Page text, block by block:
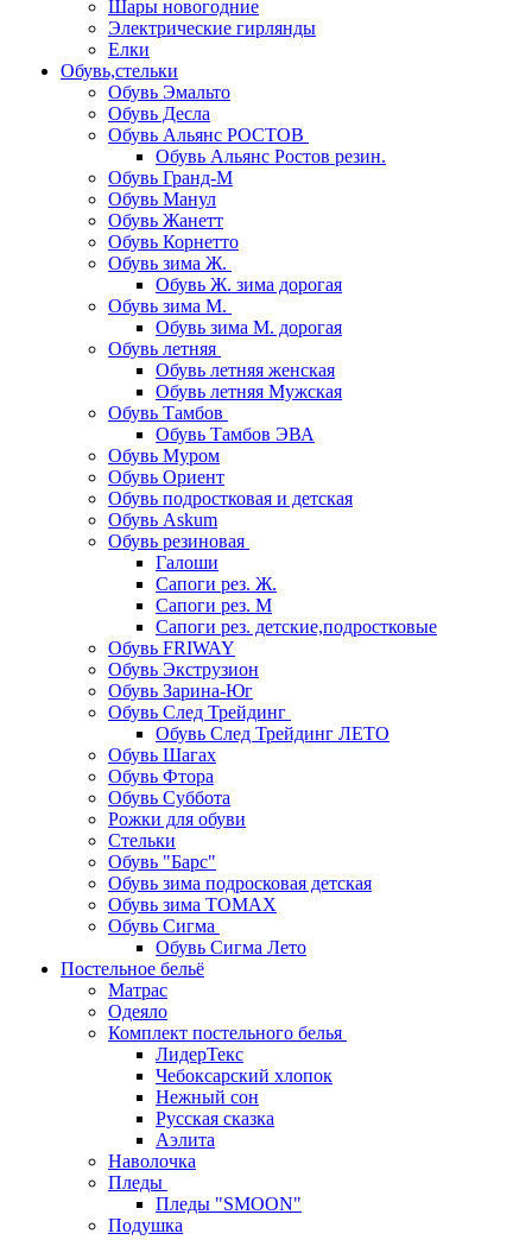
Шары новогодние
Электрические гирлянды
Елки
Обувь,стельки
Обувь Эмальто
Обувь Десла
Обувь Альянс РОСТОВ
Обувь Альянс Ростов резин.
Обувь Гранд-М
Обувь Манул
Обувь Жанетт
Обувь Корнетто
Обувь зима Ж.
Обувь Ж. зима дорогая
Обувь зима М.
Обувь зима М. дорогая
Обувь летняя
Обувь летняя женская
Обувь летняя Мужская
Обувь Тамбов
Обувь Тамбов ЭВА
Обувь Муром
Обувь Ориент
Обувь подростковая и детская
Обувь Askum
Обувь резиновая
Галоши
Сапоги рез. Ж.
Сапоги рез. М
Сапоги рез. детские,подростковые
Обувь FRIWAY
Обувь Экструзион
Обувь Зарина-Юг
Обувь След Трейдинг
Обувь След Трейдинг ЛЕТО
Обувь Шагах
Обувь Фтора
Обувь Суббота
Рожки для обуви
Стельки
Обувь "Барс"
Обувь зима подросковая детская
Обувь зима ТОМАХ
Обувь Сигма
Обувь Сигма Лето
Постельное бельё
Матрас
Одеяло
Комплект постельного белья
ЛидерТекс
Чебоксарский хлопок
Нежный сон
Русская сказка
Аэлита
Наволочка
Пледы
Пледы "SMOON"
Подушка